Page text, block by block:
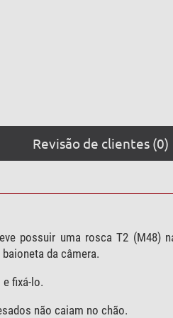
Revisão de clientes (0)
possuir uma rosca T2 (M48)
da câmera.
fixá-lo.
não caiam no chão.